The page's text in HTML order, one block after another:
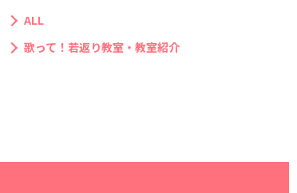
ALL
歌って！若返り教室・教室紹介